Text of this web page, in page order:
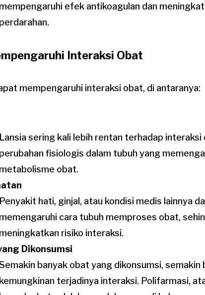
mempengaruhi efek antikoagulan dan
perdarahan.
Interaksi Obat
mempengaruhi interaksi obat, di antaranya:
Lansia sering kali lebih rentan terhadap interaksi
perubahan fisiologis dalam tubuh yang
metabolisme obat.
Penyakit hati, ginjal, atau kondisi medis lainnya
memengaruhi cara tubuh memproses obat,
meningkatkan risiko interaksi.
Dikonsumsi
Semakin banyak obat yang dikonsumsi, semakin
kemungkinan terjadinya interaksi. Polifarmasi,